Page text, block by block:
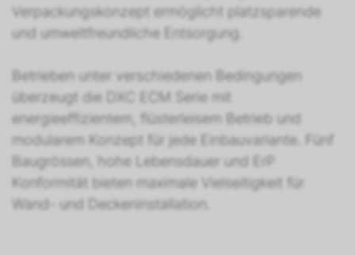
Verpackungskonzept ermöglicht platzsparende
und umweltfreundliche Entsorgung.
Betrieben unter verschiedenen Bedingungen
überzeugt die DXC ECM Serie mit
energieeffizientem, flüsterleisem Betrieb und
modularem Konzept für jede Einbauvariante. Fünf
Baugrössen, hohe Lebensdauer und ErP
Konformität bieten maximale Vielseitigkeit für
Wand- und Deckeninstallation.